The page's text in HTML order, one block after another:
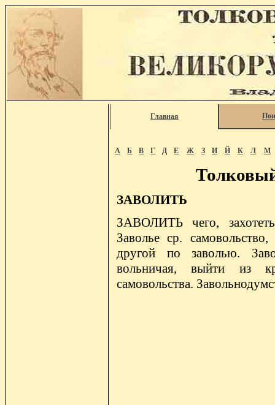
Главная
А Б В Г Д Е Ж З И Й К Л М
ЗАВОЛИТЬ
ЗАВОЛИТЬ чего,
Заволье ср.
другой по заволью.
вольничая, выйти из
самовольства.